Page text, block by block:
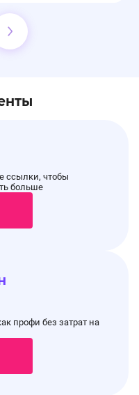
ссылки, чтобы
больше
профи без затрат на